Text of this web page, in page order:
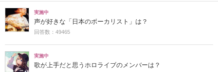
実施中
声が好きな「日本のボーカリスト」は？
回答数：49465
実施中
歌が上手だと思うホロライブのメンバーは？